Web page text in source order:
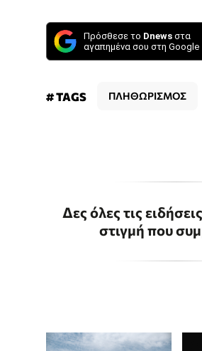
Πρόσθεσε το Dnews στα
αγαπημένα σου στη Google
# TAGS ΠΛΗΘΩΡΙΣΜΟΣ
Δες όλες τις
στιγμή που